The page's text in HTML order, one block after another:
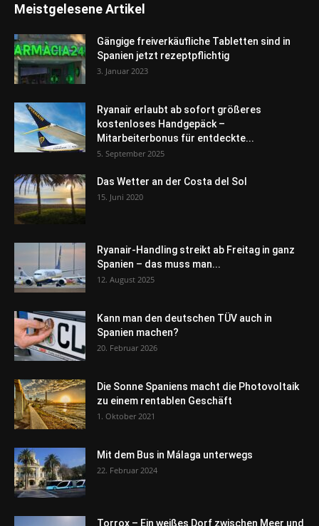
Meistgelesene Artikel
Gängige freiverkäufliche Tabletten sind in
Spanien jetzt rezeptpflichtig
3. Januar 2023
Ryanair erlaubt ab sofort größeres
kostenloses Handgepäck –
Mitarbeiterbonus für entdeckte...
5. September 2025
Das Wetter an der Costa del Sol
15. Juni 2020
Ryanair-Handling streikt ab Freitag in ganz
Spanien – das muss man...
12. August 2025
Kann man den deutschen TÜV auch in
Spanien machen?
20. Februar 2026
Die Sonne Spaniens macht die Photovoltaik
zu einem rentablen Geschäft
1. Oktober 2021
Mit dem Bus in Málaga unterwegs
22. Februar 2024
Torrox – Ein weißes Dorf zwischen Meer und